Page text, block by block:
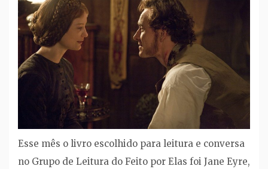
Esse mês o livro escolhido para leitura e conversa
no Grupo de Leitura do Feito por Elas foi Jane Eyre,